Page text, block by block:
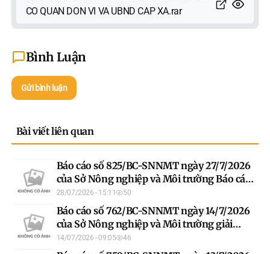
CO QUAN DON VI VA UBND CAP XA.rar
Bình Luận
Gửi bình luận
Bài viết liên quan
Báo cáo số 825/BC-SNNMT ngày 27/7/2026
của Sở Nông nghiệp và Môi trường Báo cáo
tiếp thu, giải trình ý kiến thẩm định dự thảo
Quyết định quy định việc xác định diện tích
đất ở và các trường hợp khác chưa xác định
cụ thể diện tích đất ở trên giấy chứng nhận
28/07/2026 - 15:11 50
Báo cáo số 762/BC-SNNMT ngày 14/7/2026
của Sở Nông nghiệp và Môi trường giải
trình, tiếp thu các ý kiến thẩm định của Sở
Tư pháp đối với dự thảo Quyết định ban
14/07/2026 - 09:05 46